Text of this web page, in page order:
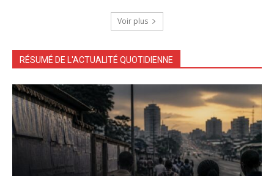
Voir plus
RÉSUMÉ DE L'ACTUALITÉ QUOTIDIENNE